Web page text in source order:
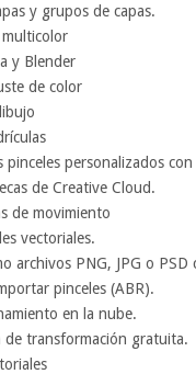
y grupos de capas.
y Blender
de color
pinceles personalizados
de Creative Cloud.
de movimiento
vectoriales.
archivos PNG, JPG o PSD
pinceles (ABR).
en la nube.
de transformación gratuita.